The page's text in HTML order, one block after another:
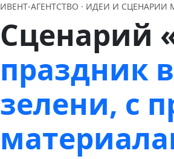
ИВЕНТ‑АГЕНТСТВО · ИДЕИ И
Сценарий
праздник
зелени, с